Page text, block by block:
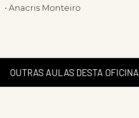
• Anacris Monteiro
OUTRAS AULAS DESTA OFICINA